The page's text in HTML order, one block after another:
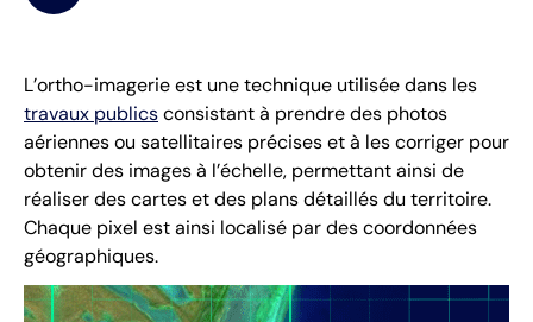
L’ortho-imagerie est une technique utilisée dans les
travaux publicsconsistant à prendre des photos
aériennes ou satellitaires précises et à les corriger pour
obtenir des images à l’échelle, permettant ainsi de
réaliser des cartes et des plans détaillés du territoire.
Chaque pixel est ainsi localisé par des coordonnées
géographiques.